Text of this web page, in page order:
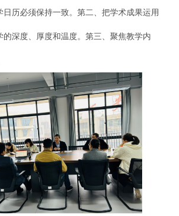
日历必须保持一致。第二、把学术成果运用
的深度、厚度和温度。第三、聚焦教学内